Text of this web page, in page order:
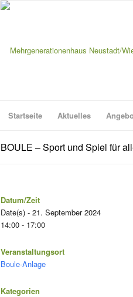
Startseite Aktuelles
BOULE – Sport und Spiel für
Datum/Zeit
Date(s) - 21. September 2024
14:00 - 17:00
Veranstaltungsort
Boule-Anlage
Kategorien